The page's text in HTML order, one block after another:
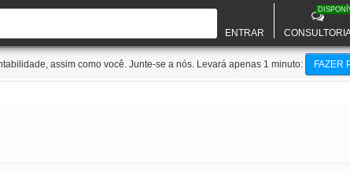
ENTRAR
assim como você. Junte-se a nós. Levará apenas 1 minuto: FAZER